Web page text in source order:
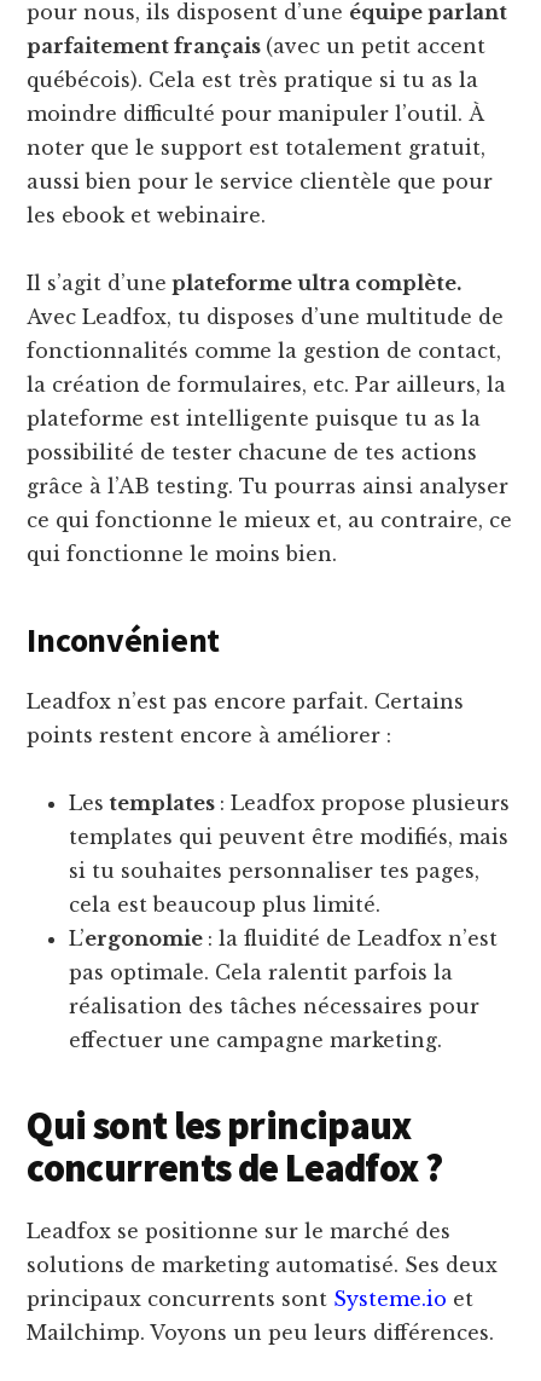
pour nous, ils disposent d’une équipe parlant
parfaitement français (avec un petit accent
québécois). Cela est très pratique si tu as la
moindre difficulté pour manipuler l’outil. À
noter que le support est totalement gratuit,
aussi bien pour le service clientèle que pour
les ebook et webinaire.
Il s’agit d’une plateforme ultra complète.
Avec Leadfox, tu disposes d’une multitude de
fonctionnalités comme la gestion de contact,
la création de formulaires, etc. Par ailleurs, la
plateforme est intelligente puisque tu as la
possibilité de tester chacune de tes actions
grâce à l’AB testing. Tu pourras ainsi analyser
ce qui fonctionne le mieux et, au contraire, ce
qui fonctionne le moins bien.
Inconvénient
Leadfox n’est pas encore parfait. Certains
points restent encore à améliorer :
Les templates : Leadfox propose plusieurs
templates qui peuvent être modifiés, mais
si tu souhaites personnaliser tes pages,
cela est beaucoup plus limité.
L’ergonomie : la fluidité de Leadfox n’est
pas optimale. Cela ralentit parfois la
réalisation des tâches nécessaires pour
effectuer une campagne marketing.
Qui sont les principaux
concurrents de Leadfox ?
Leadfox se positionne sur le marché des
solutions de marketing automatisé. Ses deux
principaux concurrents sont Systeme.io et
Mailchimp. Voyons un peu leurs différences.